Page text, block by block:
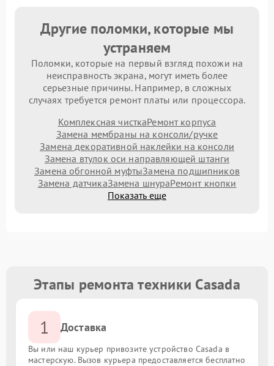
Другие поломки, которые мы
устраняем
Поломки, которые на первый взгляд похожи на
неисправность экрана, могут иметь более
серьезные причины. Например, в сложных
случаях требуется ремонт платы или процессора.
Комплексная чисткаРемонт корпуса
Замена мембраны на консоли/ручке
Замена декоративной наклейки на консоли
Замена втулок оси направляющей штанги
Замена обгонной муфтыЗамена подшипников
Замена датчикаЗамена шнураРемонт кнопки
Показать еще
Этапы ремонта техники Casada
1 Доставка
Вы или наш курьер привозите устройство Casada в
мастерскую. Вызов курьера предоставляется бесплатно